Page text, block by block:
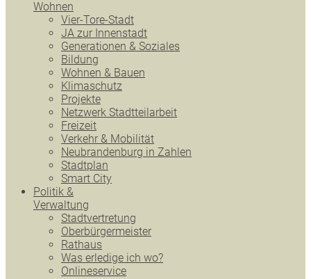
Wohnen
Vier-Tore-Stadt
JA zur Innenstadt
Generationen & Soziales
Bildung
Wohnen & Bauen
Klimaschutz
Projekte
Netzwerk Stadtteilarbeit
Freizeit
Verkehr & Mobilität
Neubrandenburg in Zahlen
Stadtplan
Smart City
Politik &
Verwaltung
Stadtvertretung
Oberbürgermeister
Rathaus
Was erledige ich wo?
Onlineservice